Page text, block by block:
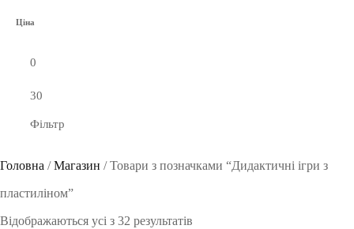
Ціна
Фільтр
Головна / Магазин / Товари з позначками “Дидактичні ігри з
пластиліном”
Відображаються усі з 32 результатів